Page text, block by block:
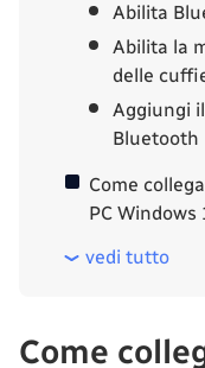
Abilita
Abilita la
delle
Aggiungi
Bluetooth
Come
PC Windows
vedi tutto
Come